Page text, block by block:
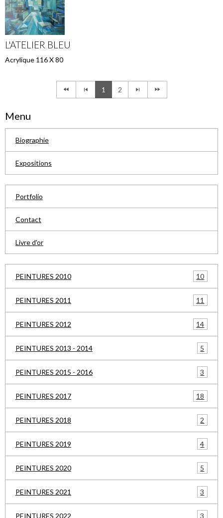
L'ATELIER BLEU
Acrylique 116 X 80
1 2
Menu
Biographie
Expositions
Portfolio
Contact
Livre d'or
PEINTURES 2010 10
PEINTURES 2011 11
PEINTURES 2012 14
PEINTURES 2013 - 2014 5
PEINTURES 2015 - 2016 3
PEINTURES 2017 18
PEINTURES 2018 2
PEINTURES 2019 4
PEINTURES 2020 5
PEINTURES 2021 3
PEINTURES 2022 3